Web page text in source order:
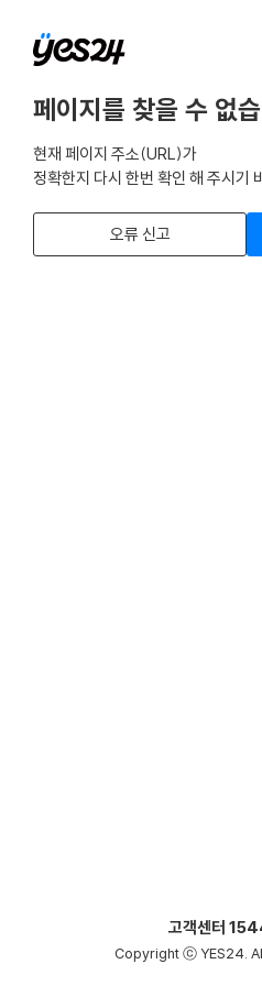
페이지를 찾을 수 없
현재 페이지 주소(URL)가
정확한지 다시 한번 확인 해 주시기
오류 신고
고객센터
Copyright ⓒ YES24.